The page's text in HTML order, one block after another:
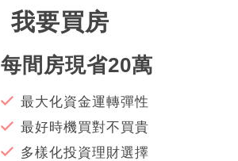
我要買房
每間房現省20萬
最大化資金運轉彈性
最好時機買對不買貴
多樣化投資理財選擇